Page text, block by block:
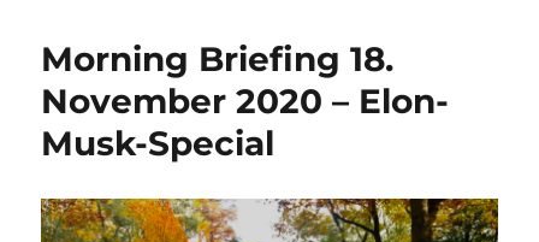
19.
März
2021
–
kritisch
Morning Briefing 18.
November 2020 – Elon-
Musk-Special